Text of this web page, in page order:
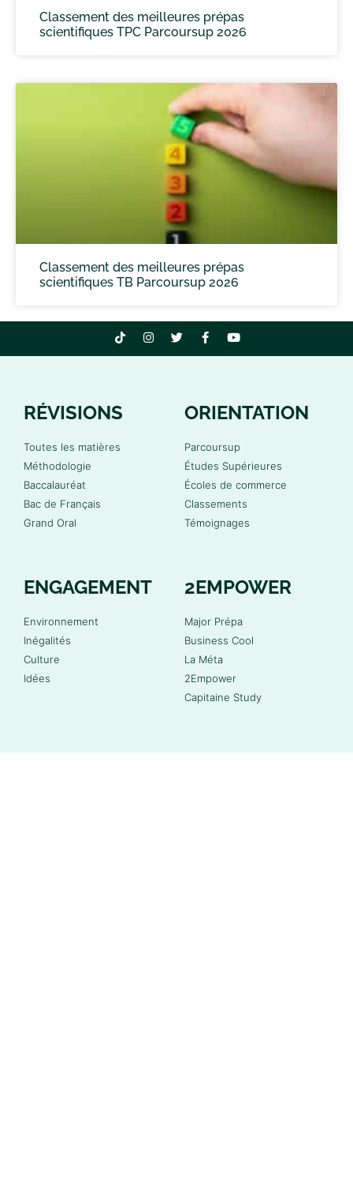
Classement des meilleures prépas
scientifiques TPC Parcoursup 2026
Classement des meilleures prépas
scientifiques TB Parcoursup 2026
RÉVISIONS
Toutes les matières
Méthodologie
Baccalauréat
Bac de Français
Grand Oral
ORIENTATION
Parcoursup
Études Supérieures
Écoles de commerce
Classements
Témoignages
ENGAGEMENT
Environnement
Inégalités
Culture
Idées
2EMPOWER
Major Prépa
Business Cool
La Méta
2Empower
Capitaine Study